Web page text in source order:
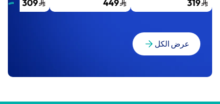
319
449
309
عرض الكل